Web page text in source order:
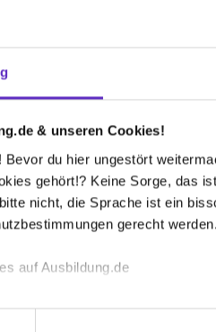
& unseren Cookies!
Bevor du hier ungestört
gehört!? Keine Sorge, das
nicht, die Sprache ist ein
gerecht
auf Ausbildung.de
zur technischen Funktion
SCS GmbH
an?
sowie eine Ausbildung als
bei Ihnen aus?
online unter